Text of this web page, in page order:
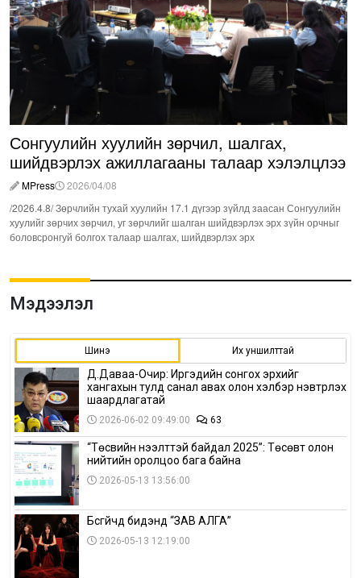
Сонгуулийн хуулийн зөрчил, шалгах,
шийдвэрлэх ажиллагааны талаар хэлэлцлээ
MPress
2026/04/08
/2026.4.8/ Зөрчлийн тухай хуулийн 17.1 дүгээр зүйлд заасан Сонгуулийн
хуулийг зөрчих зөрчил, уг зөрчлийг шалган шийдвэрлэх эрх зүйн орчныг
боловсронгуй болгох талаар шалгах, шийдвэрлэх эрх
Мэдээлэл
Шинэ Их уншилттай
Д.Даваа-Очир: Иргэдийн сонгох эрхийг
хангахын тулд санал авах олон хэлбэр нэвтрүүлэх
шаардлагатай
2026-06-02 09:49:00 63
“Төсвийн нээлттэй байдал 2025”: Төсөвт олон
нийтийн оролцоо бага байна
2026-05-13 13:56:00
Бүсгүйчүүд бидэнд “ЗАВ АЛГА”
2026-05-13 12:19:00